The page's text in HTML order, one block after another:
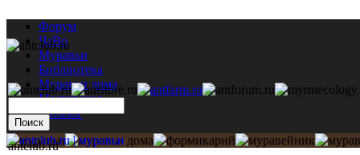
Форум
ЧаВо
Муравьи
Библиотека
Муравьи дома
Мастерская
Каталог
antclub.ru